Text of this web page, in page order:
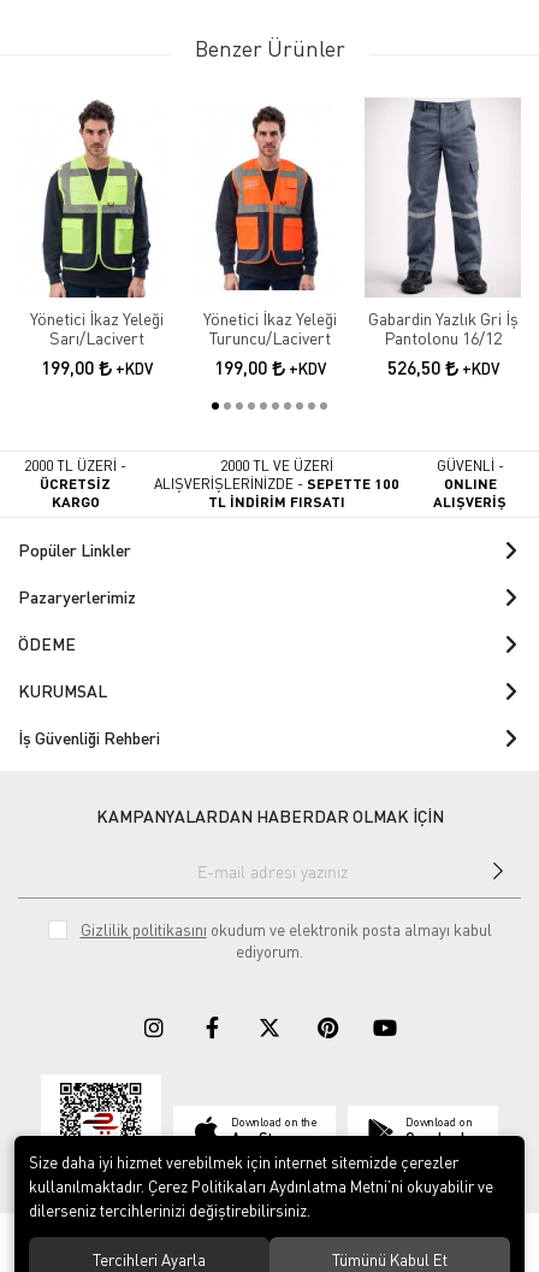
Benzer Ürünler
Yönetici İkaz Yeleği
Sarı/Lacivert
199,00 +KDV
Yönetici İkaz Yeleği
Turuncu/Lacivert
199,00 +KDV
Gabardin Yazlık Gri İş
Pantolonu 16/12
526,50 +KDV
2000 TL ÜZERİ -
ÜCRETSİZ
KARGO
2000 TL VE ÜZERİ
ALIŞVERİŞLERİNİZDE -SEPETTE 100
TL İNDİRİM FIRSATI
GÜVENLİ -
ONLINE
ALIŞVERİŞ
Popüler Linkler
Pazaryerlerimiz
ÖDEME
KURUMSAL
İş Güvenliği Rehberi
KAMPANYALARDAN HABERDAR OLMAK İÇİN
Gizlilik politikasını okudum ve elektronik posta almayı kabul
ediyorum.
Download on the
App Store
Download on
Google play
© 2023ERY İş Güvenliği Ekipmanları. Tüm hakları saklıdır.
Size daha iyi hizmet verebilmek için internet sitemizde çerezler
kullanılmaktadır. Çerez Politikaları Aydınlatma Metni’ni okuyabilir ve
dilerseniz tercihlerinizi değiştirebilirsiniz.
Tercihleri Ayarla Tümünü Kabul Et